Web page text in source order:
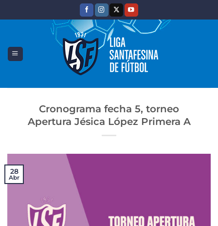
Cronograma fecha 5, torneo
Apertura Jésica López Primera A
28
Abr